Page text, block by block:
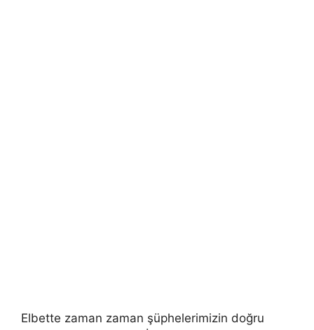
Elbette zaman zaman şüphelerimizin doğru